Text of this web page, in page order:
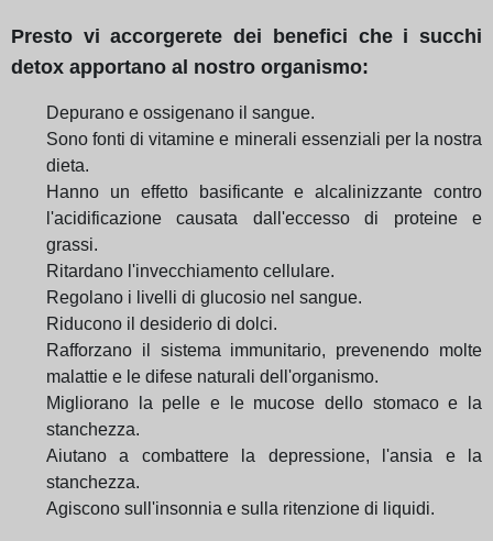
Presto vi accorgerete dei benefici che i succhi
detox apportano al nostro organismo:
Depurano e ossigenano il sangue.
Sono fonti di vitamine e minerali essenziali per la nostra
dieta.
Hanno un effetto basificante e alcalinizzante contro
l'acidificazione causata dall'eccesso di proteine e
grassi.
Ritardano l'invecchiamento cellulare.
Regolano i livelli di glucosio nel sangue.
Riducono il desiderio di dolci.
Rafforzano il sistema immunitario, prevenendo molte
malattie e le difese naturali dell'organismo.
Migliorano la pelle e le mucose dello stomaco e la
stanchezza.
Aiutano a combattere la depressione, l'ansia e la
stanchezza.
Agiscono sull'insonnia e sulla ritenzione di liquidi.